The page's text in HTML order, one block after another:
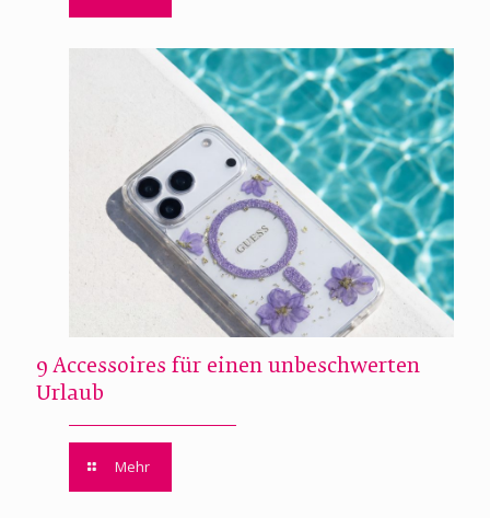
9 Accessoires für einen unbeschwerten
Urlaub
Mehr